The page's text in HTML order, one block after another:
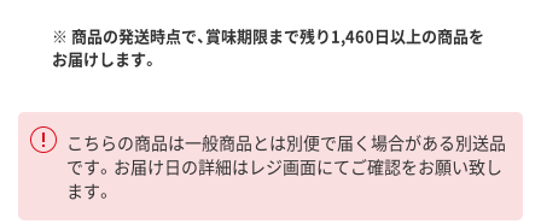
※ 商品の発送時点で、賞味期限まで残り1,460日以上の商品を
お届けします。
こちらの商品は一般商品とは別便で届く場合がある別送品
です。お届け日の詳細はレジ画面にてご確認をお願い致し
ます。